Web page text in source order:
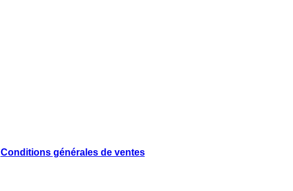
Conditions générales de ventes